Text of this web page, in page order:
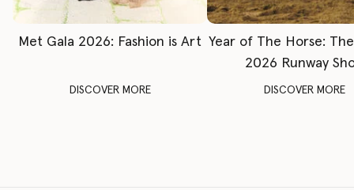
Met Gala 2026: Fashion is Art
DISCOVER MORE
Year of The Horse:
2026 Runway
DISCOVER MORE